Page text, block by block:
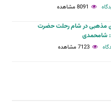
8091 مشاهده
مذهبی در شام رحلت حضرت
شامحمدی
7123 مشاهده